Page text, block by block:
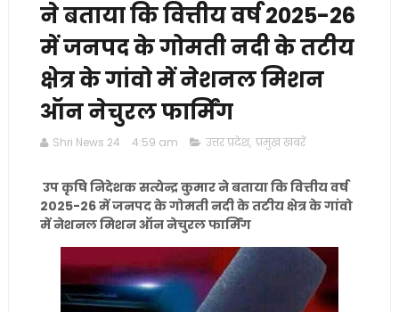
ने बताया कि वित्तीय वर्ष 2025-26
में जनपद के गोमती नदी के तटीय
क्षेत्र के गांवो में नेशनल मिशन
ऑन नेचुरल फार्मिंग
Shri News 24 4:59 am उत्तर प्रदेश, प्रमुख खबरें
उप कृषि निदेशक सत्येन्द्र कुमार ने बताया कि वित्तीय वर्ष
2025-26 में जनपद के गोमती नदी के तटीय क्षेत्र के गांवो
में नेशनल मिशन ऑन नेचुरल फार्मिंग